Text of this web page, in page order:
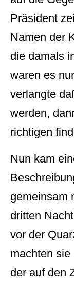
Präsident
Namen der
die damals
waren es
verlangte
werden,
richtigen
Nun kam
gemeinsam
dritten
vor der
machten
der auf den